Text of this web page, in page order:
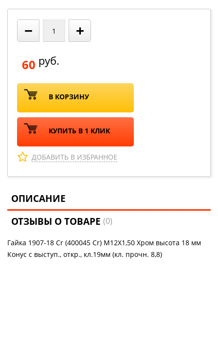
− +
60 руб.
В КОРЗИНУ
КУПИТЬ В 1 КЛИК
ДОБАВИТЬ В ИЗБРАННОЕ
ОПИСАНИЕ
ОТЗЫВЫ О ТОВАРЕ(0)
Гайка 1907-18 Cr (400045 Cr) M12X1,50 Хром высота 18 мм
Конус с выступ., откр., кл.19мм (кл. прочн. 8,8)